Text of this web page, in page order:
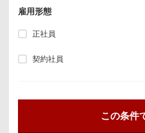
雇用形態
正社員
契約社員